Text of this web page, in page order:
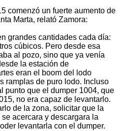
comenzó un fuerte aumento de
Marta, relató Zamora:
grandes cantidades cada día:
cúbicos. Pero desde esa
al pozo, sino que ya venía
la estación de
eran el boom del lodo
ramplas de puro lodo. Incluso
punto que el dumper 1004, que
no era capaz de levantarlo.
de la zona, solicitar que la
acercara y descargara la
levantarla con el dumper.